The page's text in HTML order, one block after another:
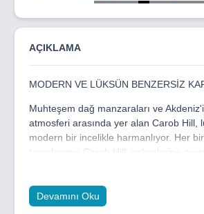
5
of
AÇIKLAMA
MODERN VE LÜKSÜN BENZERSİZ
Muhteşem dağ manzaraları ve
atmosferi arasında yer alan Carob Hill,
modern bir incelikle harmanlıyor. Her
tasarlanmış Carob Hill, sakşnlerine
DAĞ VE DENİZ MANZARALI SAKİN BİR
Devamını Oku